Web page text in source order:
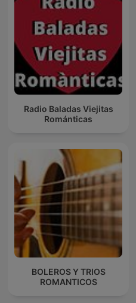
Radio Baladas Viejitas
Románticas
BOLEROS Y TRIOS
ROMANTICOS